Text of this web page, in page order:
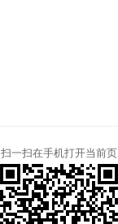
扫一扫在手机打开当前页